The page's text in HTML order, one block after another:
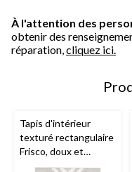
À l'attention des
obtenir des
réparation, cliquez ici.
Tapis d'intérieur
texturé rectangulaire
Frisco, doux et
durable, gris, 8 x 10 pi